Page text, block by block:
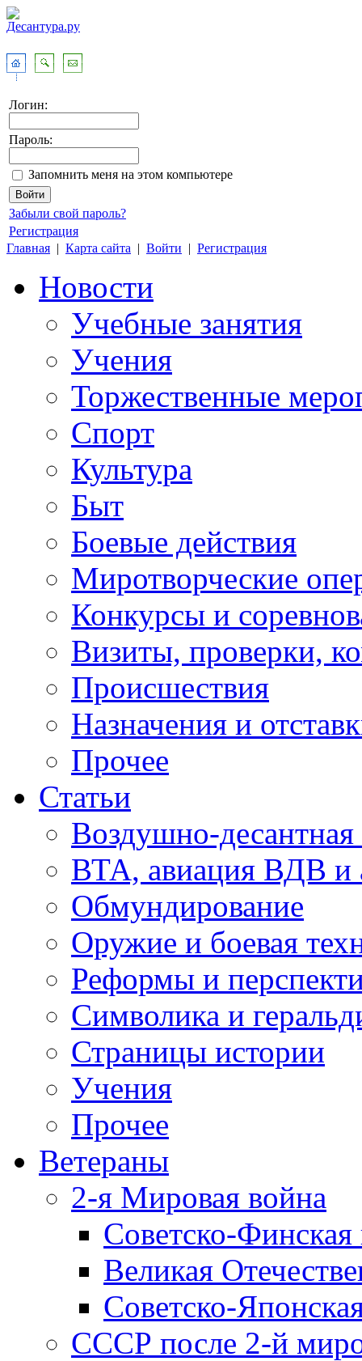
Логин:
Пароль:
Запомнить меня на этом компьютере
Забыли свой пароль?
Регистрация
Главная | Карта сайта | Войти | Регистрация
Новости
Учебные занятия
Учения
Торжественные
Спорт
Культура
Быт
Боевые действия
Миротворческие
Конкурсы и
Визиты, проверки,
Происшествия
Назначения и
Прочее
Статьи
Воздушно-десантная
ВТА, авиация ВДВ и
Обмундирование
Оружие и боевая
Реформы и
Символика и
Страницы истории
Учения
Прочее
Ветераны
2-я Мировая война
Советско-
Великая
Советско-
СССР после 2-й